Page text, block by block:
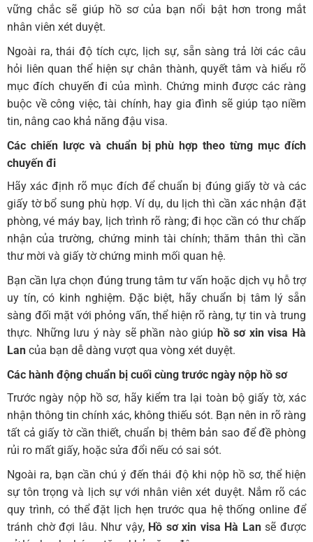
vững chắc sẽ giúp hồ sơ của bạn nổi bật hơn trong mắt
nhân viên xét duyệt.
Ngoài ra, thái độ tích cực, lịch sự, sẵn sàng trả lời các câu
hỏi liên quan thể hiện sự chân thành, quyết tâm và hiểu rõ
mục đích chuyến đi của mình. Chứng minh được các ràng
buộc về công việc, tài chính, hay gia đình sẽ giúp tạo niềm
tin, nâng cao khả năng đậu visa.
Các chiến lược và chuẩn bị phù hợp theo từng mục đích
chuyến đi
Hãy xác định rõ mục đích để chuẩn bị đúng giấy tờ và các
giấy tờ bổ sung phù hợp. Ví dụ, du lịch thì cần xác nhận đặt
phòng, vé máy bay, lịch trình rõ ràng; đi học cần có thư chấp
nhận của trường, chứng minh tài chính; thăm thân thì cần
thư mời và giấy tờ chứng minh mối quan hệ.
Bạn cần lựa chọn đúng trung tâm tư vấn hoặc dịch vụ hỗ trợ
uy tín, có kinh nghiệm. Đặc biệt, hãy chuẩn bị tâm lý sẵn
sàng đối mặt với phỏng vấn, thể hiện rõ ràng, tự tin và trung
thực. Những lưu ý này sẽ phần nào giúp hồ sơ xin visa Hà
Lan của bạn dễ dàng vượt qua vòng xét duyệt.
Các hành động chuẩn bị cuối cùng trước ngày nộp hồ sơ
Trước ngày nộp hồ sơ, hãy kiểm tra lại toàn bộ giấy tờ, xác
nhận thông tin chính xác, không thiếu sót. Bạn nên in rõ ràng
tất cả giấy tờ cần thiết, chuẩn bị thêm bản sao để đề phòng
rủi ro mất giấy, hoặc sửa đổi nếu có sai sót.
Ngoài ra, bạn cần chú ý đến thái độ khi nộp hồ sơ, thể hiện
sự tôn trọng và lịch sự với nhân viên xét duyệt. Nắm rõ các
quy trình, có thể đặt lịch hẹn trước qua hệ thống online để
tránh chờ đợi lâu. Như vậy, Hồ sơ xin visa Hà Lansẽ được